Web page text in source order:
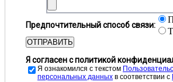
Предпочтительный способ связи:
ОТПРАВИТЬ
Я согласен с политикой
Я ознакомился с текстом
персональных данных в соответствии с